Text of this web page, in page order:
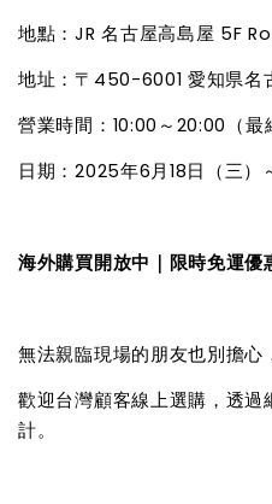
地點：JR 名古屋高島屋 5F
地址：〒450-6001 愛知県名
營業時間：10:00～20:00（最
日期：2025年6月18日（三）
海外購買開放中｜限時免運優
無法親臨現場的朋友也別擔心
歡迎台灣顧客線上選購，透
計。